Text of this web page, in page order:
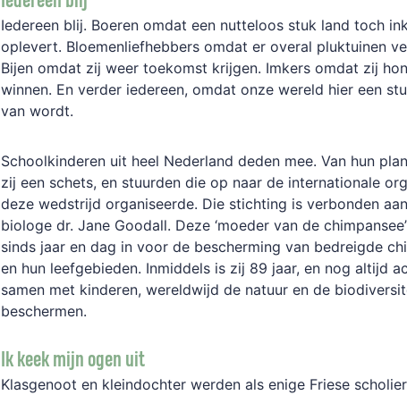
Iedereen blij. Boeren omdat een nutteloos stuk land toch
oplevert. Bloemenliefhebbers omdat er overal pluktuinen
Bijen omdat zij weer toekomst krijgen. Imkers omdat zij
winnen. En verder iedereen, omdat onze wereld hier een
van wordt.
Schoolkinderen uit heel Nederland deden mee. Van hun
zij een schets, en stuurden die op naar de internationale
deze wedstrijd organiseerde. Die stichting is verbonden
biologe dr. Jane Goodall. Deze ‘moeder van de
sinds jaar en dag in voor de bescherming van bedreigde
en hun leefgebieden. Inmiddels is zij 89 jaar, en nog altijd
samen met kinderen, wereldwijd de natuur en de
beschermen.
Ik keek mijn ogen uit
Klasgenoot en kleindochter werden als enige Friese